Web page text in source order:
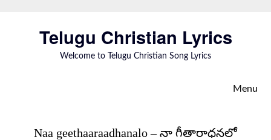
Telugu Christian Lyrics
Welcome to Telugu Christian Song Lyrics
Menu
Naa geethaaraadhanalo – నా గీతారాధనలో